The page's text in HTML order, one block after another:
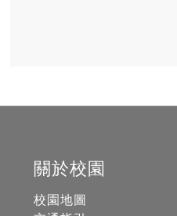
關於校園
校園地圖